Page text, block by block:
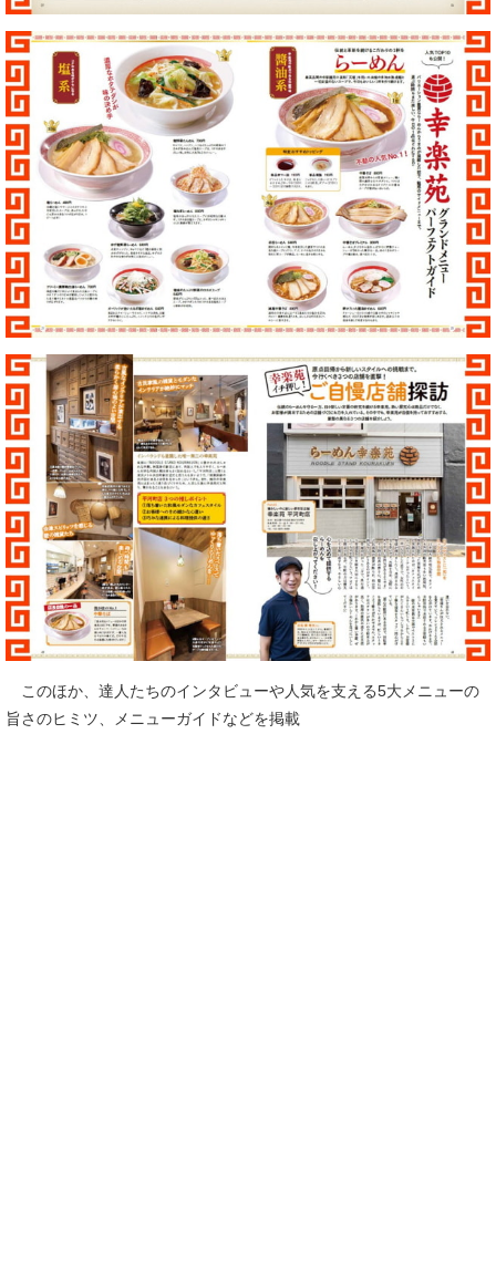
このほか、達人たちのインタビューや人気を支える5大メニューの
旨さのヒミツ、メニューガイドなどを掲載